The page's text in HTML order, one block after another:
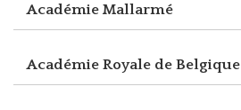
Académie Mallarmé
Académie Royale de Belgique